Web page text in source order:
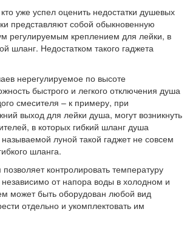
уже успел оценить недостатки душевых
представляют собой обыкновенную
регулируемым креплением для лейки, в
шланг. Недостатком такого гаджета
нерегулируемое по высоте
быстрого и легкого отключения душа
смесителя – к примеру, при
выход для лейки душа, могут возникнуть
в которых гибкий шланг душа
луной такой гаджет не совсем
шланга.
контролировать температуру
от напора воды в холодном и
может быть оборудован любой вид
отдельно и укомплектовать им